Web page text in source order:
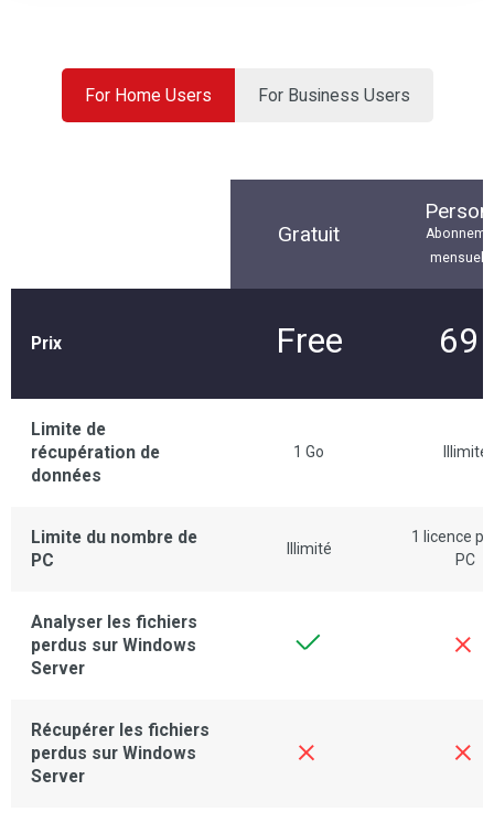
For Home Users For Business Users
Gratuit
mensuel
Prix Free 69
Limite de
récupération de
données
1 Go Illimité
Limite du nombre de
PC
Illimité
1 licence
PC
Analyser les fichiers
perdus sur Windows
Server
Récupérer les fichiers
perdus sur Windows
Server